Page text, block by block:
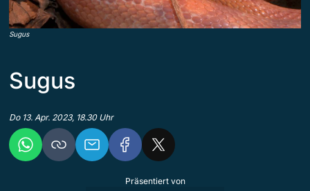
Sugus
Sugus
Do 13. Apr. 2023, 18.30 Uhr
Präsentiert von